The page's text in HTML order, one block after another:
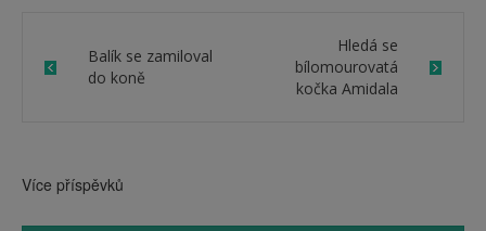
Balík se zamiloval
do koně
Hledá se
bílomourovatá
kočka Amidala
Více příspěvků